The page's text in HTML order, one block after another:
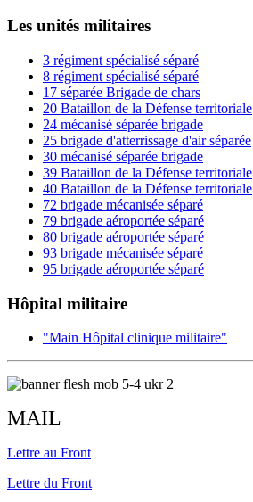
Les unités militaires
3 régiment spécialisé séparé
8 régiment spécialisé séparé
17 séparée Brigade de chars
20 Bataillon de la Défense territoriale
24 mécanisé séparée brigade
25 brigade d'atterrissage d'air séparée
30 mécanisé séparée brigade
39 Bataillon de la Défense territoriale
40 Bataillon de la Défense territoriale
72 brigade mécanisée séparé
79 brigade aéroportée séparé
80 brigade aéroportée séparé
93 brigade mécanisée séparé
95 brigade aéroportée séparé
Hôpital militaire
"Main Hôpital clinique militaire"
MAIL
Lettre au Front
Lettre du Front